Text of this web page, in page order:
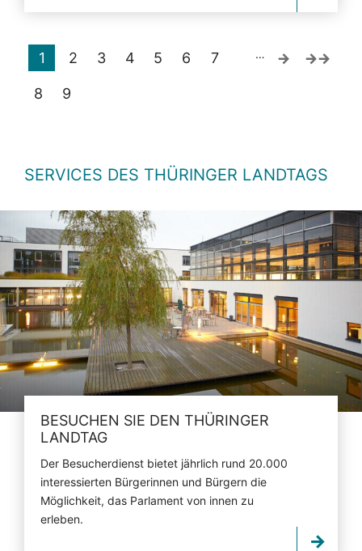
1 2 3 4 5 6 7
8 9
…
SERVICES DES THÜRINGER LANDTAGS
BESUCHEN SIE DEN THÜRINGER
LANDTAG
Der Besucherdienst bietet jährlich rund 20.000
interessierten Bürgerinnen und Bürgern die
Möglichkeit, das Parlament von innen zu
erleben.